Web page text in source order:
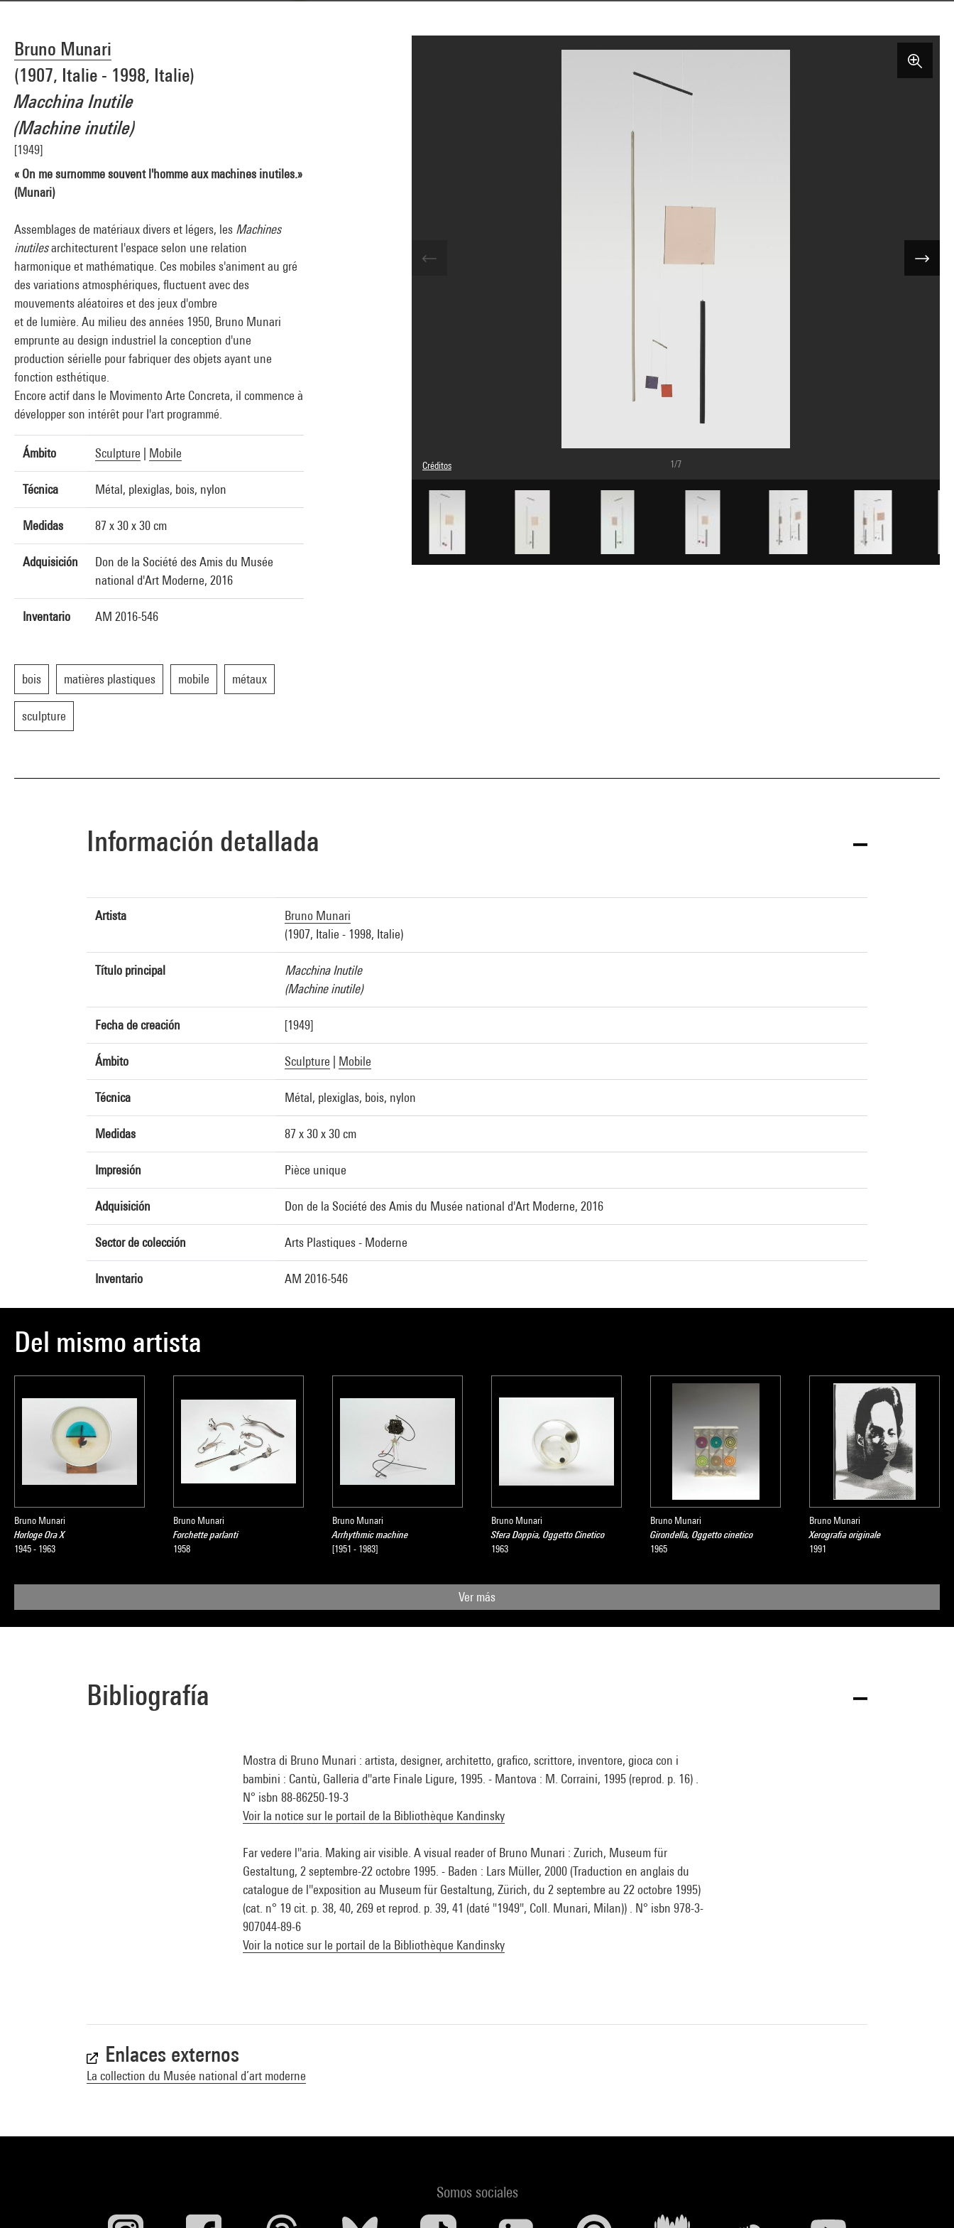
Bruno Munari
(1907, Italie - 1998, Italie)
Macchina Inutile
(Machine inutile)
[1949]
« On me surnomme souvent l'homme aux machines inutiles.»
(Munari)
Assemblages de matériaux divers et légers, les Machines
inutilesarchitecturent l'espace selon une relation
harmonique et mathématique. Ces mobiles s'animent au gré
des variations atmosphériques, fluctuent avec des
mouvements aléatoires et des jeux d'ombre
et de lumière. Au milieu des années 1950, Bruno Munari
emprunte au design industriel la conception d'une
production sérielle pour fabriquer des objets ayant une
fonction esthétique.
Encore actif dans le Movimento Arte Concreta, il commence à
déveIopper son intérêt pour I'art programmé.
Ámbito Sculpture Mobile
Técnica Métal, plexiglas, bois, nylon
Medidas 87 x 30 x 30 cm
Adquisición
Don de la Société des Amis du Musée
national d'Art Moderne, 2016
Inventario AM 2016-546
bois matières plastiques mobile métaux
sculpture
Créditos
© Bruno Munari Heirs, under licence from Maurizio Corraini srl
Créditos fotográficos : Centre Pompidou, MNAM-CCI/Janeth Rodriguez-Garcia/Dist. GrandPalaisRmn
Difusión de la imagen :
1/7
Información detallada
Artista
Bruno Munari
(1907, Italie - 1998, Italie)
Título principal
Macchina Inutile
(Machine inutile)
Fecha de creación [1949]
Ámbito Sculpture Mobile
Técnica Métal, plexiglas, bois, nylon
Medidas 87 x 30 x 30 cm
Impresión Pièce unique
Adquisición Don de la Société des Amis du Musée national d'Art Moderne, 2016
Sector de colección Arts Plastiques - Moderne
Inventario AM 2016-546
Del mismo artista
Bruno Munari
Horloge Ora X
1945 - 1963
Bruno Munari
Forchette parlanti
1958
Bruno Munari
Arrhythmic machine
[1951 - 1983]
Bruno Munari
Sfera Doppia, Oggetto Cinetico
1963
Bruno Munari
Girondella, Oggetto cinetico
1965
Bruno Munari
Xerografia originale
1991
Ver más
Bibliografía
Mostra di Bruno Munari : artista, designer, architetto, grafico, scrittore, inventore, gioca con i
bambini : Cantù, Galleria d''arte Finale Ligure, 1995. - Mantova : M. Corraini, 1995 (reprod. p. 16) .
N° isbn 88-86250-19-3
Voir la notice sur le portail de la Bibliothèque Kandinsky
Far vedere l''aria. Making air visible. A visual reader of Bruno Munari : Zurich, Museum für
Gestaltung, 2 septembre-22 octobre 1995. - Baden : Lars Müller, 2000 (Traduction en anglais du
catalogue de l''exposition au Museum für Gestaltung, Zürich, du 2 septembre au 22 octobre 1995)
(cat. n° 19 cit. p. 38, 40, 269 et reprod. p. 39, 41 (daté "1949", Coll. Munari, Milan)) . N° isbn 978-3-
907044-89-6
Voir la notice sur le portail de la Bibliothèque Kandinsky
Enlaces externos
La collection du Musée national d’art moderne
Somos sociales